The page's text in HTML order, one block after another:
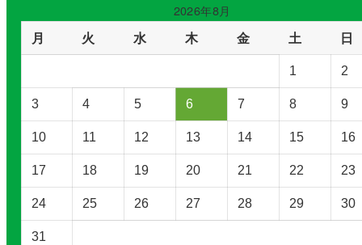
リ
ー
択
2026年8月
月 火 水 木 金 土 日
1 2
3 4 5 6 7 8 9
10 11 12 13 14 15 16
17 18 19 20 21 22 23
24 25 26 27 28 29 30
31